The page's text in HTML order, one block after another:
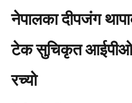
नेपालका दीपजंग
टेक सुचिकृत
रच्यो